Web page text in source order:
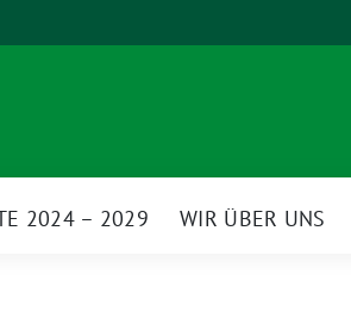
2024 – 2029 WIR ÜBER UNS